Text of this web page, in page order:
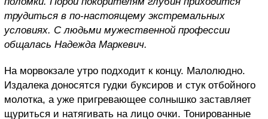
трудиться в по-настоящему экстремальных
условиях. С людьми мужественной профессии
общалась Надежда Маркевич.
На морвокзале утро подходит к концу. Малолюдно.
Издалека доносятся гудки буксиров и стук отбойного
молотка, а уже пригревающее солнышко заставляет
щуриться и натягивать на лицо очки. Тонированные